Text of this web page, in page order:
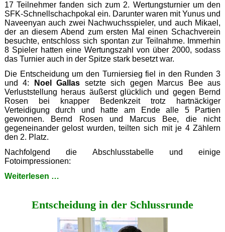
17 Teilnehmer fanden sich zum 2. Wertungsturnier um den
SFK-Schnellschachpokal ein. Darunter waren mit Yunus und
Naveenyan auch zwei Nachwuchsspieler, und auch Mikael,
der an diesem Abend zum ersten Mal einen Schachverein
besuchte, entschloss sich spontan zur Teilnahme. Immerhin
8 Spieler hatten eine Wertungszahl von über 2000, sodass
das Turnier auch in der Spitze stark besetzt war.
Die Entscheidung um den Turniersieg fiel in den Runden 3
und 4: Noel Gallas setzte sich gegen Marcus Bee aus
Verluststellung heraus äußerst glücklich und gegen Bernd
Rosen bei knapper Bedenkzeit trotz hartnäckiger
Verteidigung durch und hatte am Ende alle 5 Partien
gewonnen. Bernd Rosen und Marcus Bee, die nicht
gegeneinander gelost wurden, teilten sich mit je 4 Zählern
den 2. Platz.
Nachfolgend die Abschlusstabelle und einige
Fotoimpressionen:
Weiterlesen …
für
Entscheidung in der Schlussrunde